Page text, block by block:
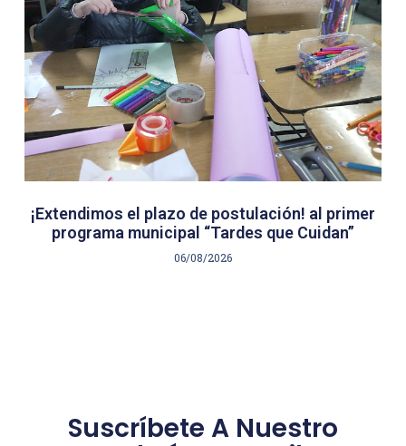
¡Extendimos el plazo de postulación! al primer
programa municipal “Tardes que Cuidan”
06/08/2026
Suscríbete A Nuestro